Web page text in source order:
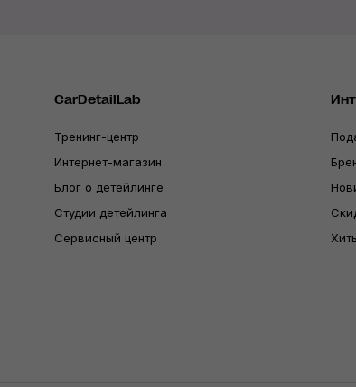
CarDetailLab
Тренинг-центр
Интернет-магазин
Блог о детейлинге
Студии детейлинга
Сервисный центр